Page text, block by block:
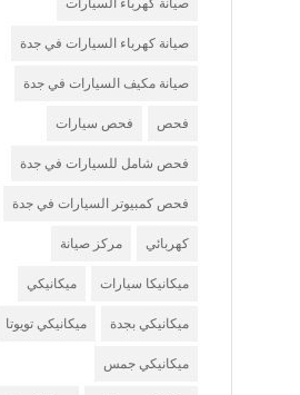
صيانة كهرباء السيارات
صيانة كهرباء السيارات في جدة
صيانة مكيف السيارات في جدة
فحص فحص سيارات
فحص شامل للسيارات في جدة
فحص كمبيوتر السيارات في جدة
كهربائي مركز صيانة
ميكانيكا سيارات ميكانيكي
ميكانيكي بجدة ميكانيكي تويوتا
ميكانيكي جمس